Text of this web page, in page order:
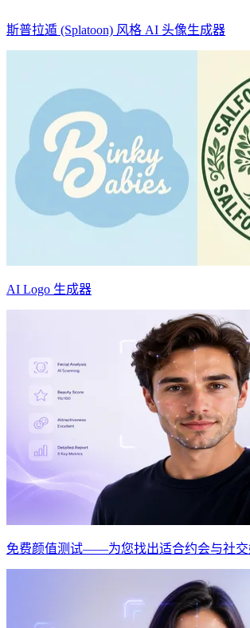
斯普拉遁 (Splatoon) 风格 AI 头像生成器
AI Logo 生成器
免费颜值测试——为您找出适合约会与社交